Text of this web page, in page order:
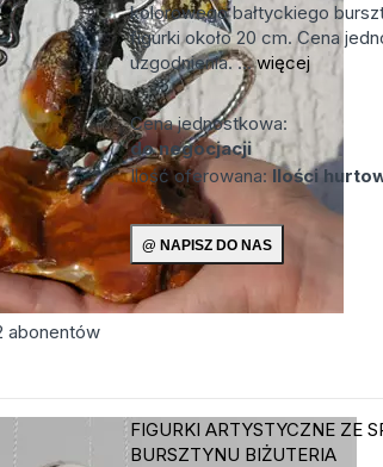
abonentów
kolorowego bałtyckiego
figurki około 20 cm. Cena
uzgodnienia. ...więcej
Cena jednostkowa:
do negocjacji
Ilość oferowana: Ilości
FIGURKI ARTYSTYCZNE ZE
BURSZTYNU BIŻUTERIA